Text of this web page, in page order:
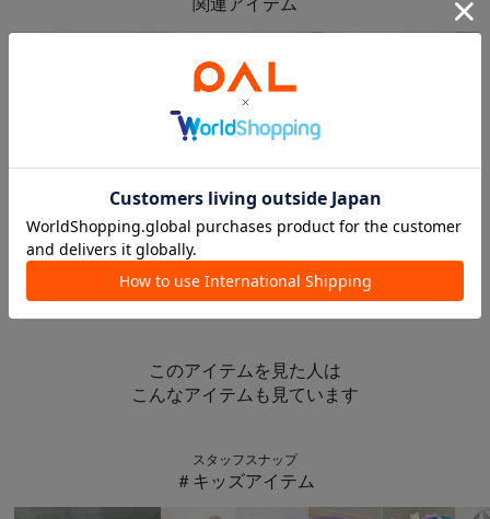
3COINS
カラーパッチワークカフェカーテン：45×105cm
5％OFFクーポン
TIME SALE
3COINS
5％OFFクーポン
3COINS
¥1,320
このアイテムを見た人は
こんなアイテムも見ています
スタッフスナップ
＃キッズアイテム